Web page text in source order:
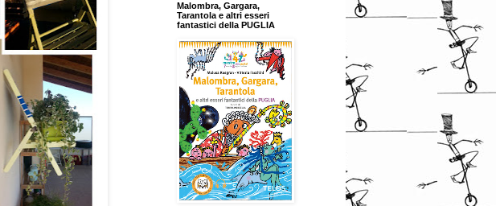
Malombra, Gargara,
Tarantola e altri esseri
fantastici della PUGLIA